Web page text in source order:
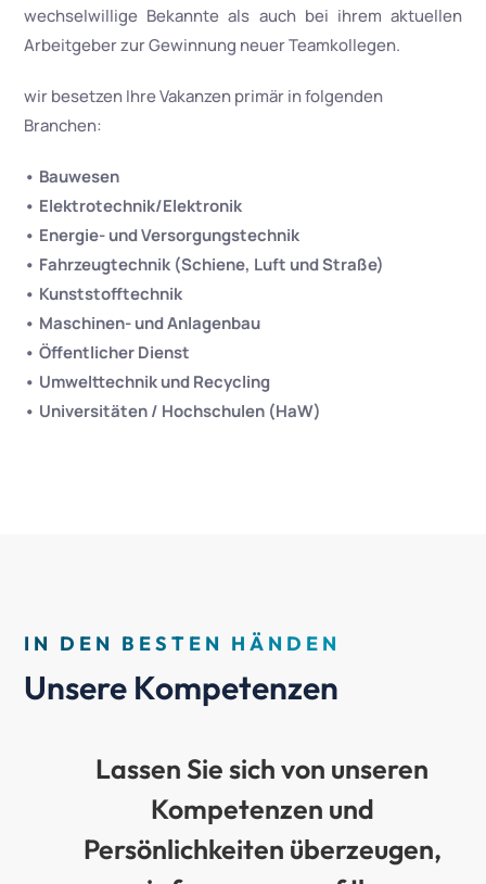
wechselwillige Bekannte als auch bei ihrem aktuellen
Arbeitgeber zur Gewinnung neuer Teamkollegen.
wir besetzen Ihre Vakanzen primär in folgenden
Branchen:
• Bauwesen
• Elektrotechnik/Elektronik
• Energie- und Versorgungstechnik
• Fahrzeugtechnik (Schiene, Luft und Straße)
• Kunststofftechnik
• Maschinen- und Anlagenbau
• Öffentlicher Dienst
• Umwelttechnik und Recycling
• Universitäten / Hochschulen (HaW)
IN DEN BESTEN HÄNDEN
Unsere Kompetenzen
Lassen Sie sich von unseren
Kompetenzen und
Persönlichkeiten überzeugen,